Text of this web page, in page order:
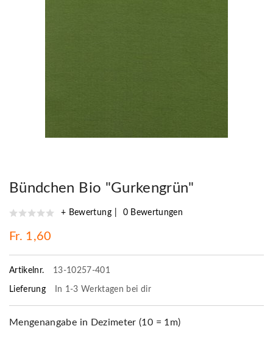
Bündchen Bio "Gurkengrün"
+ Bewertung 0 Bewertungen
Fr. 1,60
Artikelnr. 13-10257-401
Lieferung In 1-3 Werktagen bei dir
Mengenangabe in Dezimeter (10 = 1m)